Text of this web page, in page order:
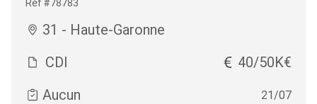
Ref #78783
31 - Haute-Garonne
CDI
40/50K€
Aucun
21/07